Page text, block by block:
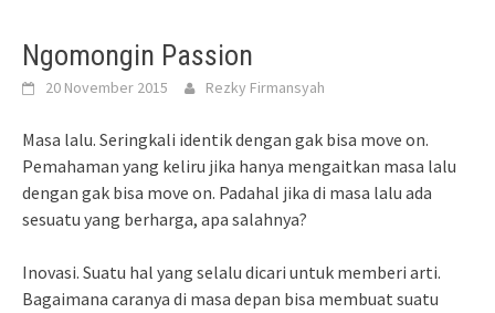
Ngomongin Passion
20 November 2015 Rezky Firmansyah
Masa lalu. Seringkali identik dengan gak bisa move on.
Pemahaman yang keliru jika hanya mengaitkan masa lalu
dengan gak bisa move on. Padahal jika di masa lalu ada
sesuatu yang berharga, apa salahnya?
Inovasi. Suatu hal yang selalu dicari untuk memberi arti.
Bagaimana caranya di masa depan bisa membuat suatu